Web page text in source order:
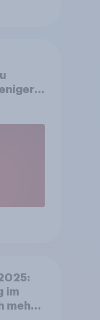
im
mehr